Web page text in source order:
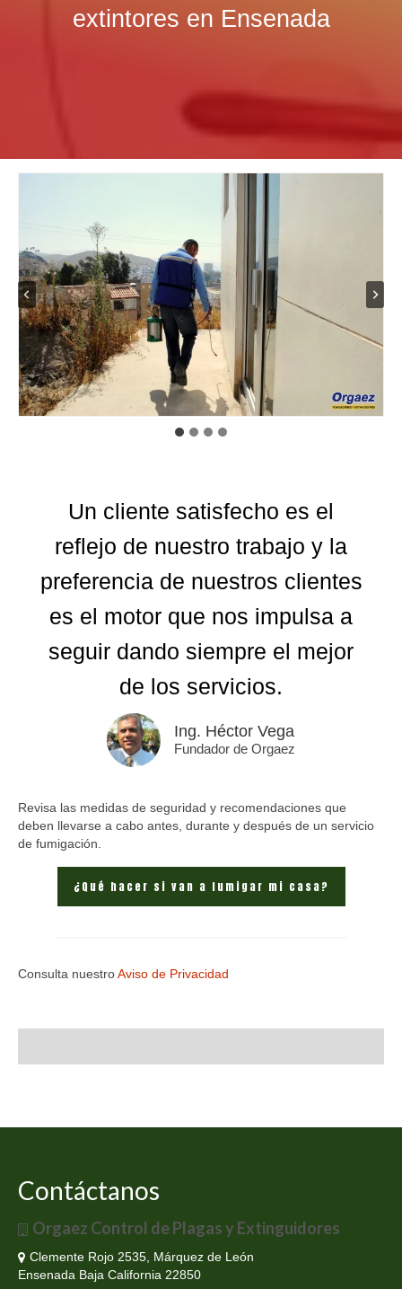
extintores en Ensenada
Un cliente satisfecho es el
reflejo de nuestro trabajo y la
preferencia de nuestros clientes
es el motor que nos impulsa a
seguir dando siempre el mejor
de los servicios.
Ing. Héctor Vega
Fundador de Orgaez
Revisa las medidas de seguridad y recomendaciones que
deben llevarse a cabo antes, durante y después de un servicio
de fumigación.
¿Qué hacer si van a fumigar mi casa?
Consulta nuestroAviso de Privacidad
Contáctanos
Orgaez Control de Plagas y Extinguidores
Clemente Rojo 2535, Márquez de León
Ensenada Baja California 22850